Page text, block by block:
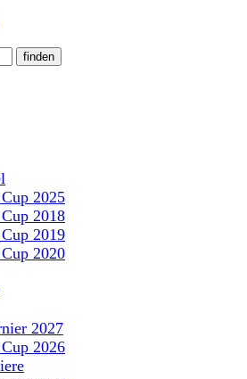
2025
2018
2019
2020
2027
2026